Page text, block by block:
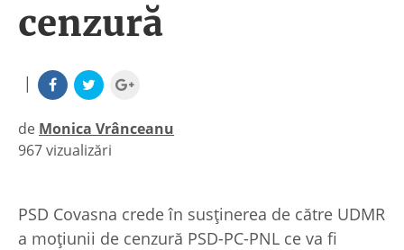
cenzură
|
de Monica Vrânceanu
|
967 vizualizări
PSD Covasna crede în susținerea de către UDMR
a moțiunii de cenzură PSD-PC-PNL ce va fi